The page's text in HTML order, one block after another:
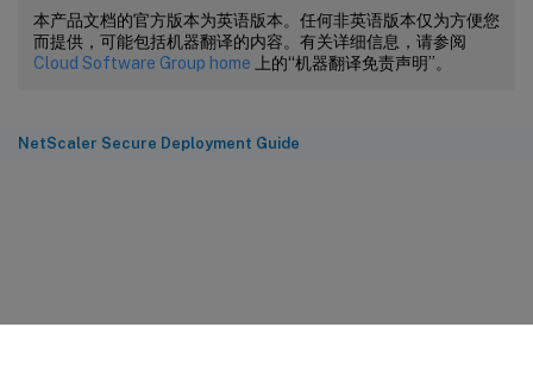
本产品文档的官方版本为英语版本。任何非英语版本仅为方便您
而提供，可能包括机器翻译的内容。有关详细信息，请参阅
Cloud Software Group home 上的“机器翻译免责声明”。
NetScaler Secure Deployment Guide